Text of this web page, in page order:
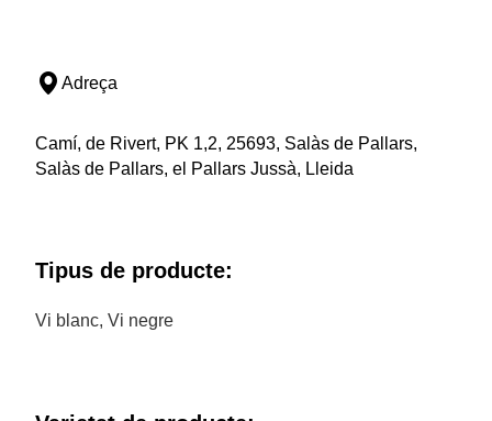
Adreça
Camí, de Rivert, PK 1,2, 25693, Salàs de Pallars,
Salàs de Pallars, el Pallars Jussà, Lleida
Tipus de producte:
Vi blanc, Vi negre